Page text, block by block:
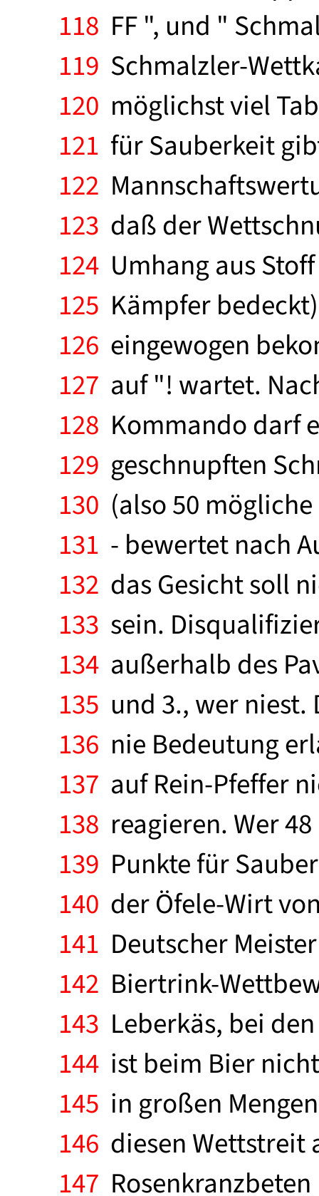
118 FF ", und "
119 Schmalzler-
120 möglichst viel
121 für Sauberkeit
122
123 daß der
124 Umhang aus
125 Kämpfer
126 eingewogen
127 auf "! wartet.
128 Kommando darf
129 geschnupften
130 (also 50
131 - bewertet nach
132 das Gesicht soll
133 sein.
134 außerhalb des
135 und 3., wer
136 nie Bedeutung
137 auf Rein-Pfeffer
138 reagieren. Wer
139 Punkte für
140 der Öfele-Wirt
141 Deutscher
142 Biertrink-
143 Leberkäs, bei
144 ist beim Bier
145 in großen
146 diesen Wettstreit
147